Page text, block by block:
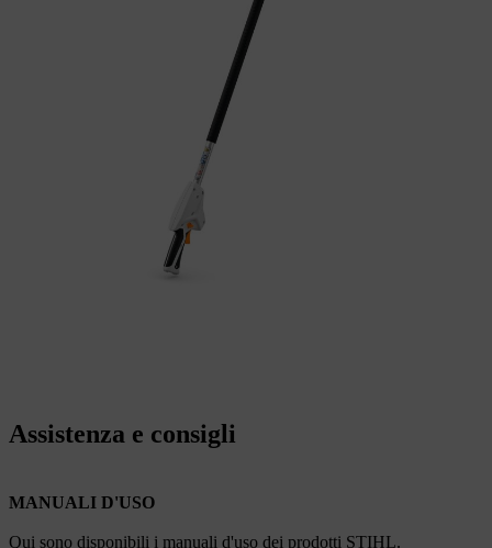
Assistenza e consigli
MANUALI D'USO
Qui sono disponibili i manuali d'uso dei prodotti STIHL.